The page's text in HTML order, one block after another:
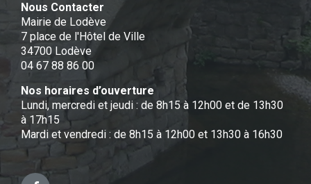
Nous Contacter
Mairie de Lodève
7 place de l'Hôtel de Ville
34700 Lodève
04 67 88 86 00
Nos horaires d’ouverture
Lundi, mercredi et jeudi : de 8h15 à 12h00 et de 13h30
à 17h15
Mardi et vendredi : de 8h15 à 12h00 et 13h30 à 16h30